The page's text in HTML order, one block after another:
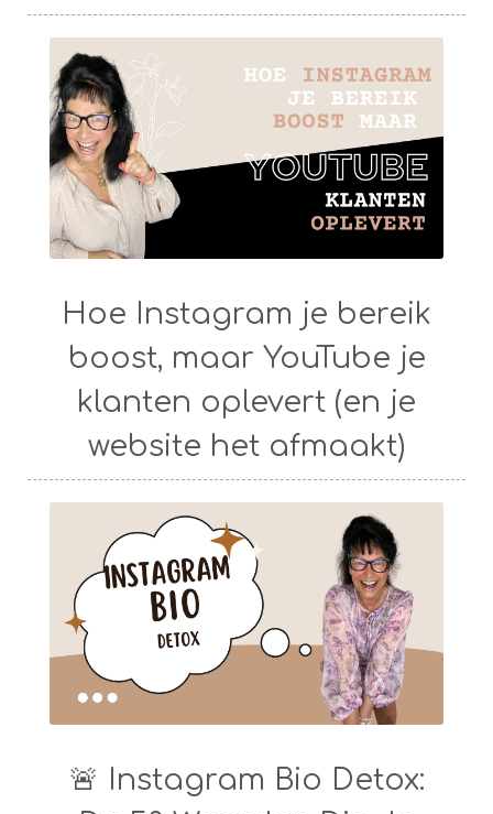
Hoe Instagram je bereik
boost, maar YouTube je
klanten oplevert (en je
website het afmaakt)
🚨 Instagram Bio Detox: